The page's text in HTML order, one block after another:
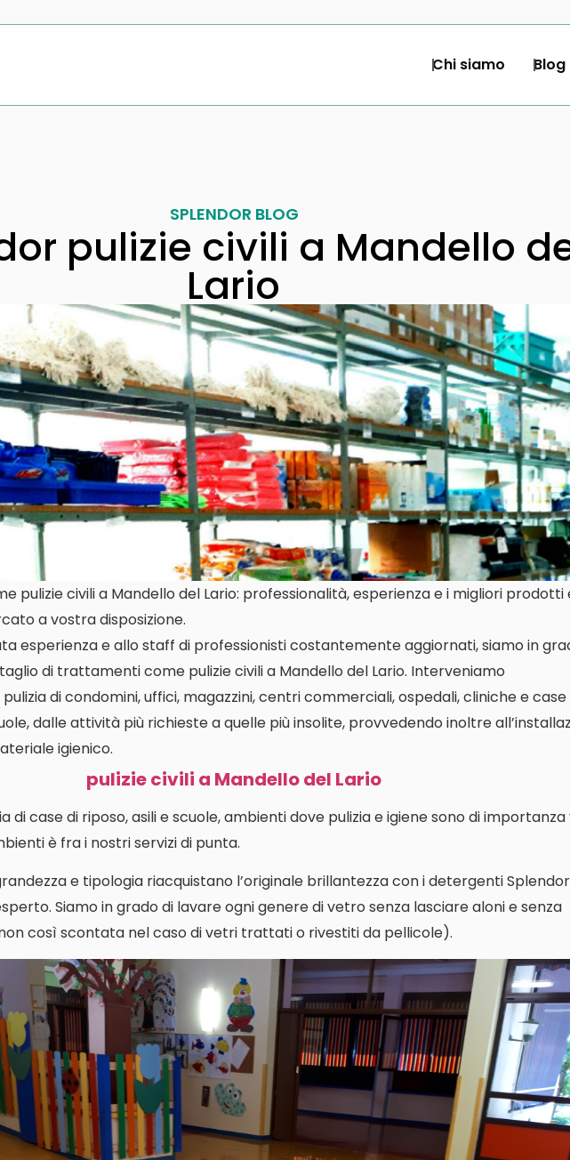
Chi siamo Blog
SPLENDOR BLOG
pulizie civili a Mandello
Lario
pulizie civili a Mandello del Lario: professionalità, esperienza e i migliori prodotti
a vostra disposizione.
esperienza e allo staff di professionisti costantemente aggiornati, siamo in
di trattamenti come pulizie civili a Mandello del Lario. Interveniamo
di condomini, uffici, magazzini, centri commerciali, ospedali, cliniche e case
dalle attività più richieste a quelle più insolite, provvedendo inoltre
igienico.
pulizie civili a Mandello del Lario
di case di riposo, asili e scuole, ambienti dove pulizia e igiene sono di importanza
è fra i nostri servizi di punta.
e tipologia riacquistano l’originale brillantezza con i detergenti
Siamo in grado di lavare ogni genere di vetro senza lasciare aloni e senza
così scontata nel caso di vetri trattati o rivestiti da pellicole).